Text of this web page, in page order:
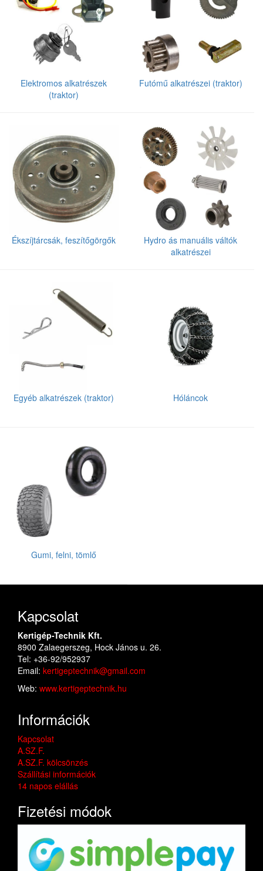
Elektromos alkatrészek
(traktor)
Futómű alkatrészei (traktor)
Ékszíjtárcsák, feszítőgörgők
Hydro ás manuális váltók
alkatrészei
Egyéb alkatrészek (traktor) Hóláncok
Gumi, felni, tömlő
Kapcsolat
Kertigép-Technik Kft.
8900 Zalaegerszeg, Hock János u. 26.
Tel: +36-92/952937
Email: kertigeptechnik@gmail.com
Web: www.kertigeptechnik.hu
Információk
Kapcsolat
A.SZ.F.
A.SZ.F. kölcsönzés
Szállítási információk
14 napos elállás
Fizetési módok